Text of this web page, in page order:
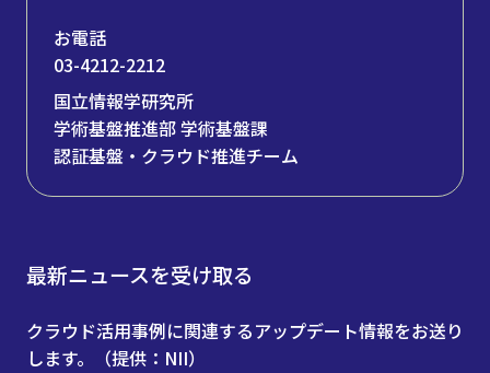
お電話
03-4212-2212
国立情報学研究所
学術基盤推進部 学術基盤課
認証基盤・クラウド推進チーム
最新ニュースを受け取る
クラウド活用事例に関連するアップデート情報をお送り
します。（提供：NII）